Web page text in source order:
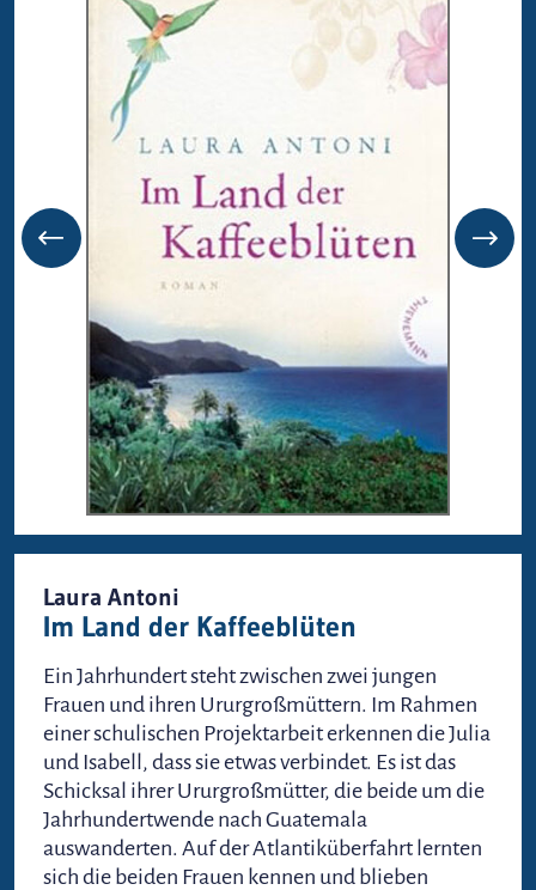
Laura Antoni
Im Land der Kaffeeblüten
Ein Jahrhundert steht zwischen zwei jungen
Frauen und ihren Ururgroßmüttern. Im Rahmen
einer schulischen Projektarbeit erkennen die Julia
und Isabell, dass sie etwas verbindet. Es ist das
Schicksal ihrer Ururgroßmütter, die beide um die
Jahrhundertwende nach Guatemala
auswanderten. Auf der Atlantiküberfahrt lernten
sich die beiden Frauen kennen und blieben